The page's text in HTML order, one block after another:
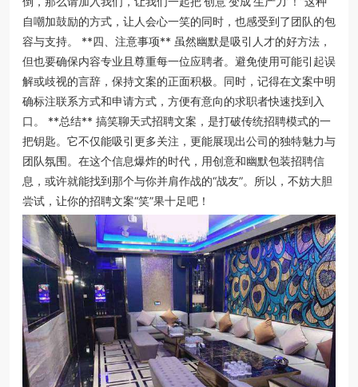
自嘲加鼓励的方式，让人会心一笑的同时，也感受到了团队的包
容与支持。 **四、注意事项** 虽然幽默是吸引人才的好方法，
但也要确保内容专业且尊重每一位应聘者。避免使用可能引起误
解或歧视的言辞，保持文案的正面积极。同时，记得在文案中明
确标注联系方式和申请方式，方便有意向的求职者快速找到入
口。 **总结** 搞笑聊天式招聘文案，是打破传统招聘模式的一
把钥匙。它不仅能吸引更多关注，更能展现出公司的独特魅力与
团队氛围。在这个信息爆炸的时代，用创意和幽默包装招聘信
息，或许就能找到那个与你并肩作战的“战友”。所以，不妨大胆
尝试，让你的招聘文案“笑”果十足吧！